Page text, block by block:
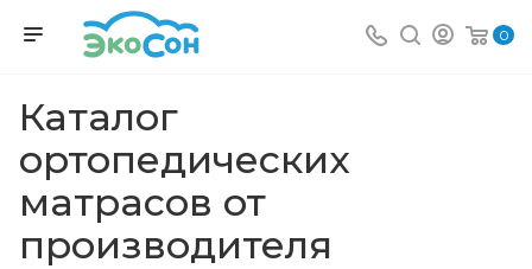
0
Каталог
ортопедических
матрасов от
производителя